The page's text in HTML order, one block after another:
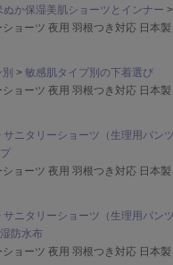
ぬか保湿美肌ショーツとインナー
ョーツ 夜用 羽根つき対応 日本
敏感肌タイプ別の下着選び
ョーツ 夜用 羽根つき対応 日本
サニタリーショーツ（生理用パンツ
ョーツ 夜用 羽根つき対応 日本
サニタリーショーツ（生理用パンツ
防水布
ョーツ 夜用 羽根つき対応 日本